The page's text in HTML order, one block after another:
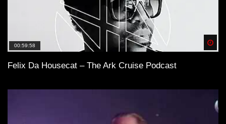
00:59:58
Felix Da Housecat – The Ark Cruise Podcast